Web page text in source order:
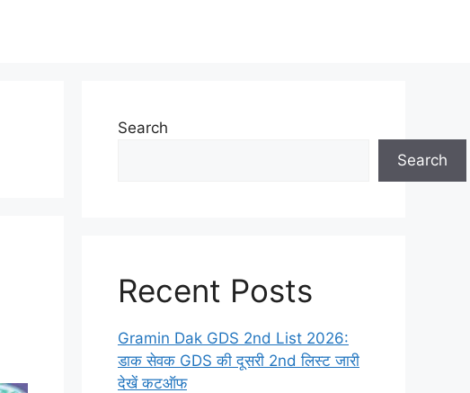
Search
Search
Recent Posts
Gramin Dak GDS 2nd List 2026:
डाक सेवक GDS की दूसरी 2nd लिस्ट जारी
देखें कटऑफ